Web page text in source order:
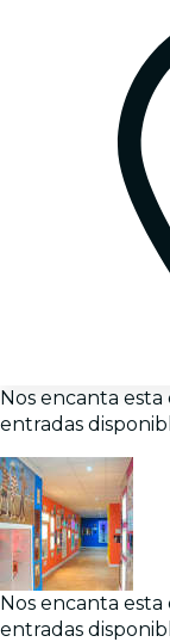
Nos encanta
entradas
Nos encanta
entradas